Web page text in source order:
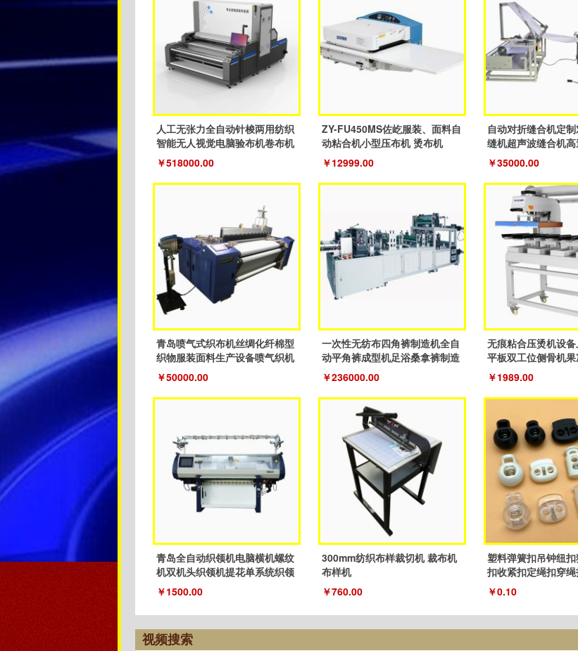
人工无张力全自动针梭两用纺织
智能无人视觉电脑验布机卷布机
￥518000.00
ZY-FU450MS佐屹服装、面料自
动粘合机小型压布机 烫布机
￥12999.00
自动对折缝合机定
缝机超声波缝合机
机
￥35000.00
青岛喷气式织布机丝绸化纤棉型
织物服装面料生产设备喷气织机
￥50000.00
一次性无纺布四角裤制造机全自
动平角裤成型机足浴桑拿裤制造
机器
￥236000.00
无痕粘合压烫机设
平板双工位侧骨机
合机
￥1989.00
青岛全自动织领机电脑横机螺纹
机双机头织领机提花单系统织领
机
￥1500.00
300mm纺织布样裁切机 裁布机
布样机
￥760.00
塑料弹簧扣吊钟纽
扣收紧扣定绳扣穿
扣子
￥0.10
视频搜索